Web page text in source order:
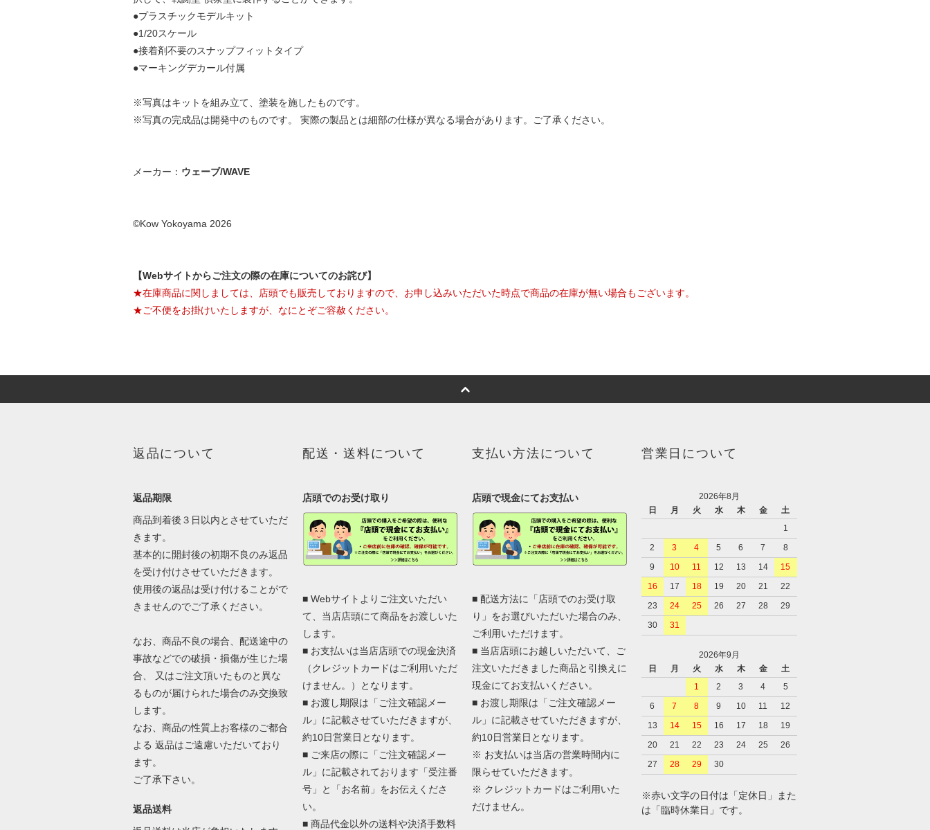
●プラスチックモデルキット
●1/20スケール
●接着剤不要のスナップフィットタイプ
●マーキングデカール付属
※写真はキットを組み立て、塗装を施したものです。
※写真の完成品は開発中のものです。 実際の製品とは細部の仕様が異なる場合があります。ご了承ください。
メーカー： ウェーブ/WAVE
©Kow Yokoyama 2026
【Webサイトからご注文の際の在庫についてのお詫び】
★在庫商品に関しましては、店頭でも販売しておりますので、お申し込みいただいた時点で商品の在庫が無い場合もございます。
★ご不便をお掛けいたしますが、なにとぞご容赦ください。
返品について
返品期限
商品到着後３日以内とさせていただ
きます。
基本的に開封後の初期不良のみ返品
を受け付けさせていただきます。
使用後の返品は受け付けることがで
きませんのでご了承ください。
なお、商品不良の場合、配送途中の
事故などでの破損・損傷が生じた場
合、 又はご注文頂いたものと異な
るものが届けられた場合のみ交換致
します。
なお、商品の性質上お客様のご都合
よる 返品はご遠慮いただいており
ます。
ご了承下さい。
返品送料
配送・送料について
店頭でのお受け取り
■ Webサイトよりご注文いただい
て、当店店頭にて商品をお渡しいた
します。
■ お支払いは当店店頭での現金決済
（クレジットカードはご利用いただ
けません。）となります。
■ お渡し期限は「ご注文確認メー
ル」に記載させていただきますが、
約10日営業日となります。
■ ご来店の際に「ご注文確認メー
ル」に記載されております「受注番
号」と「お名前」をお伝えくださ
い。
■ 商品代金以外の送料や決済手数料
支払い方法について
店頭で現金にてお支払い
■ 配送方法に「店頭でのお受け取
り」をお選びいただいた場合のみ、
ご利用いただけます。
■ 当店店頭にお越しいただいて、ご
注文いただきました商品と引換えに
現金にてお支払いください。
■ お渡し期限は「ご注文確認メー
ル」に記載させていただきますが、
約10日営業日となります。
※ お支払いは当店の営業時間内に
限らせていただきます。
※ クレジットカードはご利用いた
だけません。
営業日について
2026年8月
日
月 火 水 木 金
土
1
2
3 4 5 6 7
8
9
10 11 12 13 14
15
16
17 18 19 20 21
22
23
24 25 26 27 28
29
30
31
2026年9月
日
月 火 水 木 金
土
1
2 3 4
5
6
7 8 9 10 11
12
13
14 15 16 17 18
19
20
21 22 23 24 25
26
27
28 29 30
※赤い文字の日付は「定休日」また
は「臨時休業日」です。